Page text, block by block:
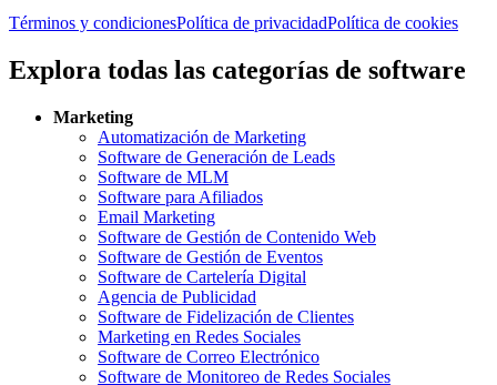
Términos y condicionesPolítica de privacidadPolítica de cookies
Explora todas las categorías de software
Marketing
Automatización de Marketing
Software de Generación de Leads
Software de MLM
Software para Afiliados
Email Marketing
Software de Gestión de Contenido Web
Software de Gestión de Eventos
Software de Cartelería Digital
Agencia de Publicidad
Software de Fidelización de Clientes
Marketing en Redes Sociales
Software de Correo Electrónico
Software de Monitoreo de Redes Sociales